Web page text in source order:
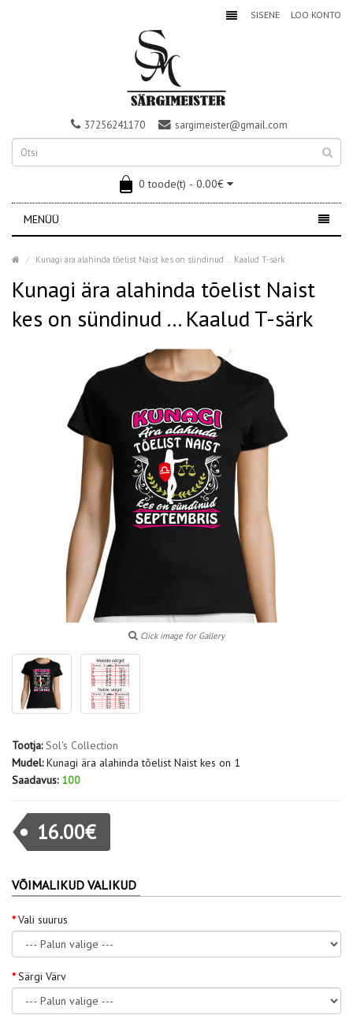
SISENE LOO KONTO
37256241170 sargimeister@gmail.com
0 toode(t) - 0.00€
MENÜÜ
Kunagi ära alahinda tõelist Naist kes on sündinud ... Kaalud T-särk
Kunagi ära alahinda tõelist Naist
kes on sündinud ... Kaalud T-särk
Click image for Gallery
Tootja: Sol's Collection
Mudel: Kunagi ära alahinda tõelist Naist kes on 1
Saadavus: 100
16.00€
VÕIMALIKUD VALIKUD
Vali suurus
Särgi Värv